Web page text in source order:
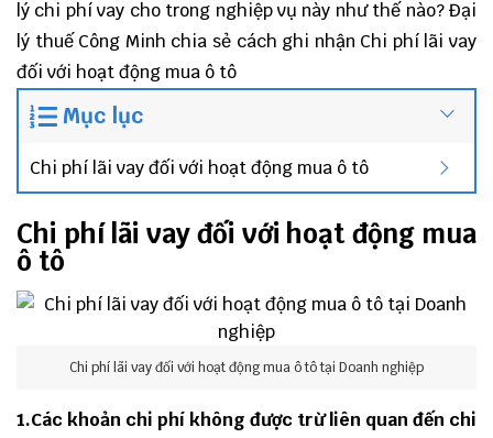
lý chi phí vay cho trong nghiệp vụ này như thế nào?Đại
lý thuế Công Minh chia sẻ cách ghi nhận Chi phí lãi vay
đối với hoạt động mua ô tô
Mục lục
Chi phí lãi vay đối với hoạt động mua ô tô
Chi phí lãi vay đối với hoạt động mua
ô tô
Chi phí lãi vay đối với hoạt động mua ô tô tại Doanh nghiệp
1.Các khoản chi phí không được trừ liên quan đến chi